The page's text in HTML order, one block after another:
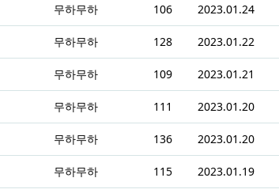
무하무하 106 2023.01.24
무하무하 128 2023.01.22
무하무하 109 2023.01.21
무하무하 111 2023.01.20
무하무하 136 2023.01.20
무하무하 115 2023.01.19